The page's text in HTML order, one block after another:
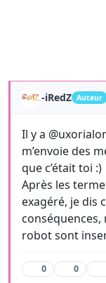
-iRedZ Auteur
Il y a
m’envoie des
que c’était toi :)
Après les
exagéré, je dis
conséquences,
robot sont
0 0